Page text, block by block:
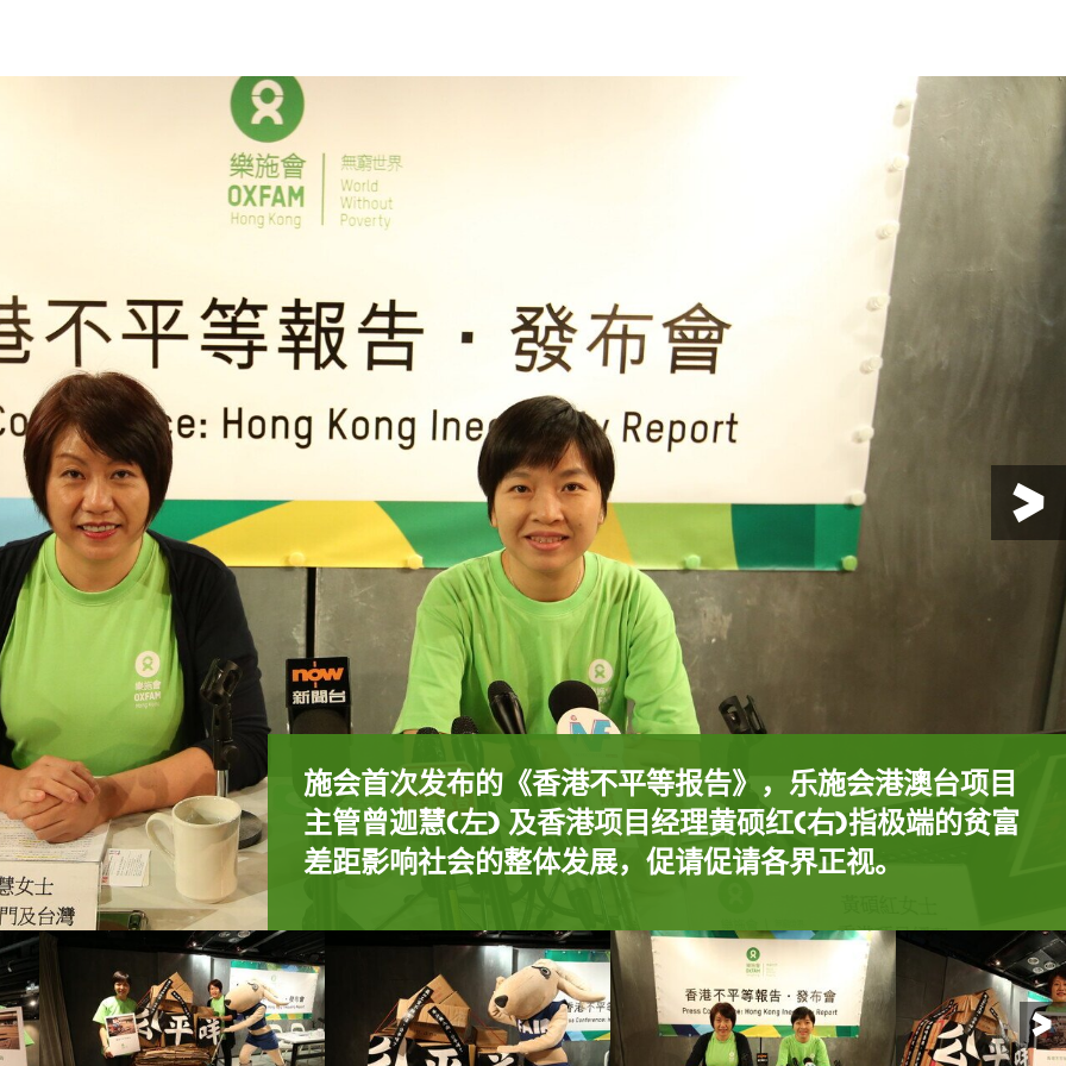
施会首次发布的《香港不平等报告》，乐施会港澳台项目
主管曾迦慧(左) 及香港项目经理黄硕红(右)指极端的贫富
差距影响社会的整体发展，促请促请各界正视。
乐施会今日发布的《香港不平等报告》，乐施会港澳台项
目主管曾迦慧(左) 及香港项目经理黄硕红(右)指出，本港
贫富住户入息差距44倍，贫富差距不断扩大，令贫穷人处
境愈见困难。纸皮手推车由艺术家陈嘉兴所设计。
乐施会今日发布《香港不平等报告》，发现过去十五年，
香港贫富差距不断加剧，情况远较其他已发展地区严重，
乐施会港澳台项目主管主管曾迦慧(中) 及香港项目经理黄
硕红(左)和乐施会倡议及公众教育活动化身「公平咩」
(右)促请政府增加经常性开支，对公共服务预算增拨367
亿元。
乐施会由9月17日起开展为期一个月的「公平咩」倡议及
公众教育活动，「公平咩」除了是市民对身边不公平的反
问，更是一头勇于对抗不公的「羊咩」。她会走到不同社
区直视香港贫穷问题，引领大众一起反思及行动，正视本
港因制度不公而日益扩大的贫富差距。